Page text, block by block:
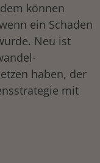
können
ein Schaden
Neu ist
haben, der
mit